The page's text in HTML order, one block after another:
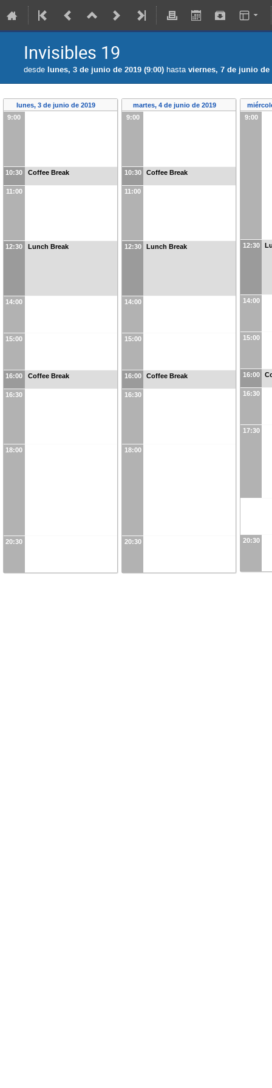
Invisibles 19
desde lunes, 3 de junio de 2019 (9:00) hastaviernes, 7 de junio de
lunes, 3 de junio de 2019
9:00
10:30 Coffee Break
11:00
12:30 Lunch Break
14:00
15:00
16:00 Coffee Break
16:30
18:00
20:30
martes, 4 de junio de 2019
9:00
10:30 Coffee Break
11:00
12:30 Lunch Break
14:00
15:00
16:00 Coffee Break
16:30
18:00
20:30
9:00
12:30
14:00
15:00
16:00
16:30
17:30
20:30